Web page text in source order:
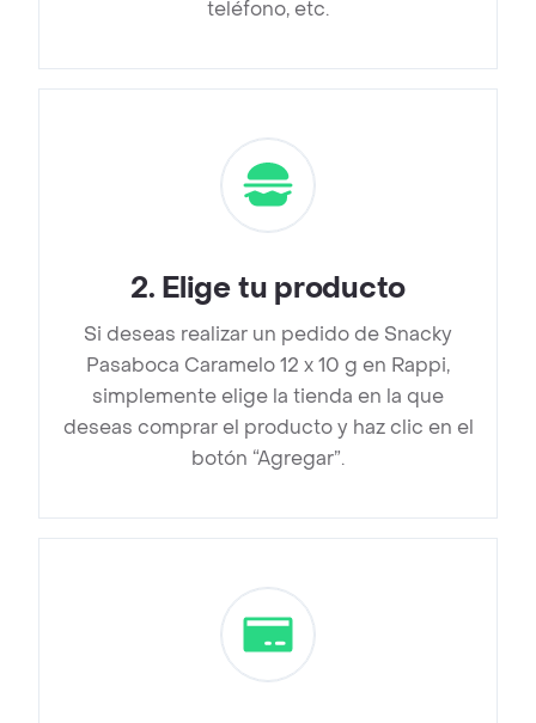
teléfono, etc.
2. Elige tu producto
Si deseas realizar un pedido de Snacky
Pasaboca Caramelo 12 x 10 g en Rappi,
simplemente elige la tienda en la que
deseas comprar el producto y haz clic en el
botón “Agregar”.